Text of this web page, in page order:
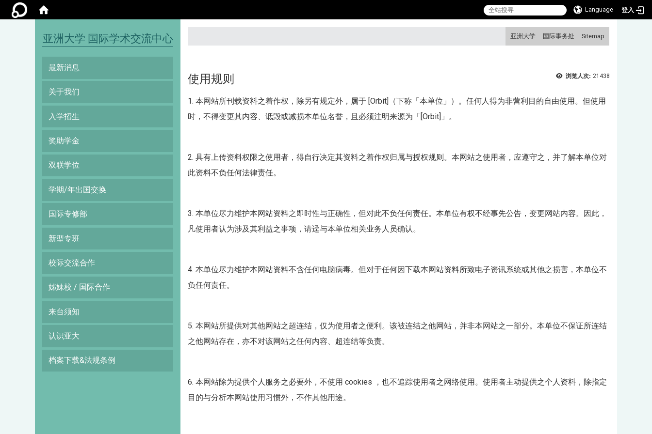
Language 登入
亚洲大学 国际事务处 Sitemap
亚洲大学 国际学术交流中心
最新消息
关于我们
入学招生
奖助学金
双联学位
学期/年出国交换
国际专修部
新型专班
校际交流合作
姊妹校 / 国际合作
来台须知
认识亚大
档案下载&法规条例
浏览人次: 21438
使用规则
1. 本网站所刊载资料之着作权，除另有规定外，属于 [Orbit]（下称「本单位」）。任何人得为非营利目的自由使用。但使用
时，不得变更其内容、诋毁或减损本单位名誉，且必须注明来源为「[Orbit]」。
2. 具有上传资料权限之使用者，得自行决定其资料之着作权归属与授权规则。本网站之使用者，应遵守之，并了解本单位对
此资料不负任何法律责任。
3. 本单位尽力维护本网站资料之即时性与正确性，但对此不负任何责任。本单位有权不经事先公告，变更网站内容。因此，
凡使用者认为涉及其利益之事项，请迳与本单位相关业务人员确认。
4. 本单位尽力维护本网站资料不含任何电脑病毒。但对于任何因下载本网站资料所致电子资讯系统或其他之损害，本单位不
负任何责任。
5. 本网站所提供对其他网站之超连结，仅为使用者之便利。该被连结之他网站，并非本网站之一部分。本单位不保证所连结
之他网站存在，亦不对该网站之任何内容、超连结等负责。
6. 本网站除为提供个人服务之必要外，不使用 cookies
，也不追踪使用者之网络使用。使用者主动提供之个人资料，除指定
目的与分析本网站使用习惯外，不作其他用途。